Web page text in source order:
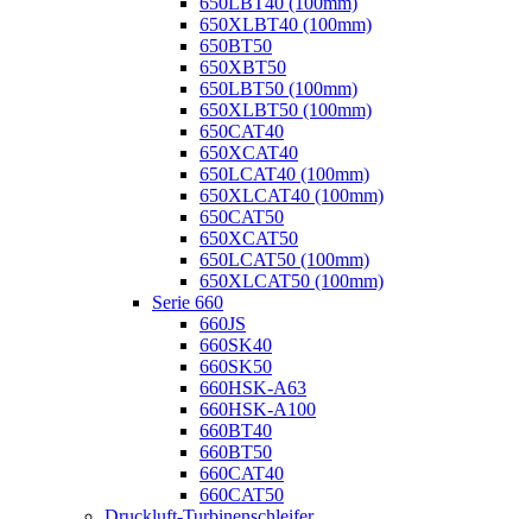
650XLBT40 (100mm)
650BT50
650XBT50
650LBT50 (100mm)
650XLBT50 (100mm)
650CAT40
650XCAT40
650LCAT40 (100mm)
650XLCAT40 (100mm)
650CAT50
650XCAT50
650LCAT50 (100mm)
650XLCAT50 (100mm)
Serie 660
660JS
660SK40
660SK50
660HSK-A63
660HSK-A100
660BT40
660BT50
660CAT40
660CAT50